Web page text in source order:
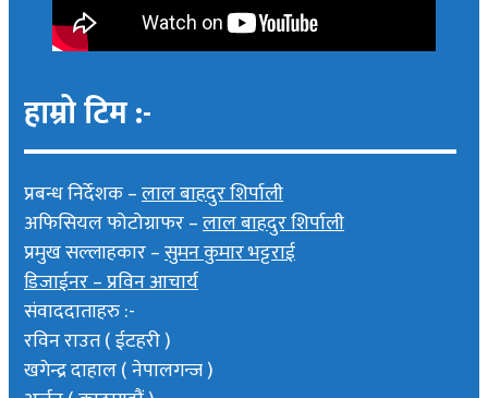
हाम्रो टिम :-
प्रबन्ध निर्देशक –लाल बाहदुर शिर्पाली
अफिसियल फोटोग्राफर –लाल बाहदुर शिर्पाली
प्रमुख सल्लाहकार –सुमन कुमार भट्टराई
डिजाईनर – प्रविन आचार्य
संवाददाताहरु :-
रविन राउत ( ईटहरी )
खगेन्द्र दाहाल ( नेपालगन्ज )